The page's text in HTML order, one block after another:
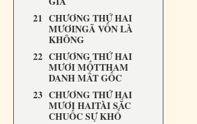
CHƯƠNG THỨ HAI
MƯƠINGÃ VỐN LÀ
KHÔNG
CHƯƠNG THỨ HAI
MƯƠI MỐTTHAM
DANH MẤT GỐC
CHƯƠNG THỨ HAI
MƯƠI HAITÀI SẮC
CHUỐC SỰ KHỔ